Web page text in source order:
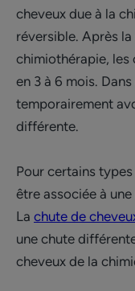
cheveux due à la
réversible. Après
chimiothérapie, les
en 3 à 6 mois.
temporairement
différente.
Pour certains
être associée à
La chute de
une chute
cheveux de la